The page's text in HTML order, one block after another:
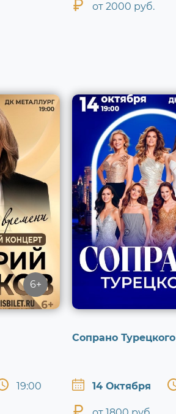
от 2000 руб.
6+
19:00
Сопрано Турецкого
14 Октября